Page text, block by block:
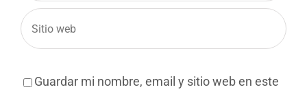
Guardar mi nombre, email y sitio web en este